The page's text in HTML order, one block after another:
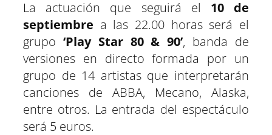
La actuación que seguirá el 10 de
septiembre a las 22.00 horas será el
grupo ‘Play Star 80 & 90’, banda de
versiones en directo formada por un
grupo de 14 artistas que interpretarán
canciones de ABBA, Mecano, Alaska,
entre otros. La entrada del espectáculo
será 5 euros.